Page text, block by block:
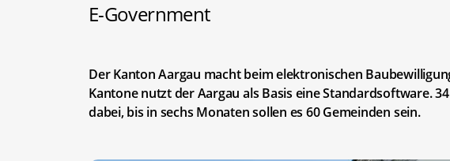
E-Government
Der Kanton Aargau macht beim elektronischen
Kantone nutzt der Aargau als Basis eine Standardsoftware.
dabei, bis in sechs Monaten sollen es 60 Gemeinden sein.